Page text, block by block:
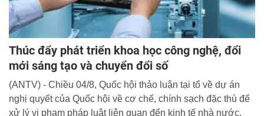
Thúc đẩy phát triển khoa học công nghệ, đổi
mới sáng tạo và chuyển đổi số
(ANTV) - Chiều 04/8, Quốc hội thảo luận tại tổ về dự án
nghị quyết của Quốc hội về cơ chế, chính sạch đặc thù để
xử lý vi phạm pháp luật liên quan đến kinh tế nhà nước,